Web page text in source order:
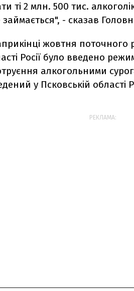
ті 2 млн. 500 тис.
займається", - сказав
жовтня поточного
Росії було введено
алкогольними
у Псковській області
РЕКЛАМА: